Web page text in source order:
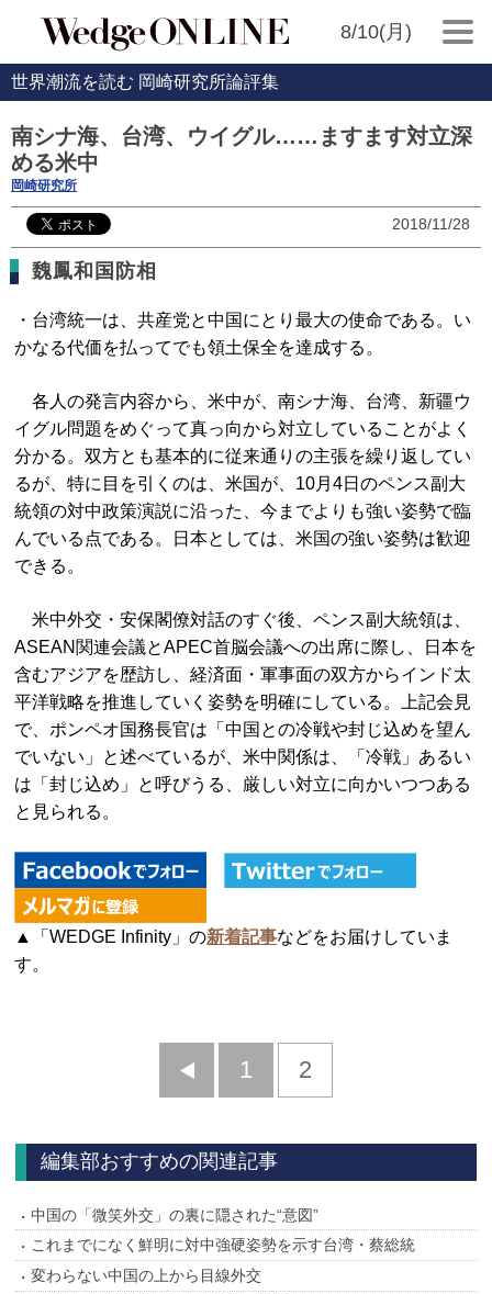
8/10(月)
世界潮流を読む 岡崎研究所論評集
南シナ海、台湾、ウイグル……ますます対立深
める米中
岡崎研究所
2018/11/28
魏鳳和国防相
・台湾統一は、共産党と中国にとり最大の使命である。い
かなる代価を払ってでも領土保全を達成する。
各人の発言内容から、米中が、南シナ海、台湾、新疆ウ
イグル問題をめぐって真っ向から対立していることがよく
分かる。双方とも基本的に従来通りの主張を繰り返してい
るが、特に目を引くのは、米国が、10月4日のペンス副大
統領の対中政策演説に沿った、今までよりも強い姿勢で臨
んでいる点である。日本としては、米国の強い姿勢は歓迎
できる。
米中外交・安保閣僚対話のすぐ後、ペンス副大統領は、
ASEAN関連会議とAPEC首脳会議への出席に際し、日本を
含むアジアを歴訪し、経済面・軍事面の双方からインド太
平洋戦略を推進していく姿勢を明確にしている。上記会見
で、ポンペオ国務長官は「中国との冷戦や封じ込めを望ん
でいない」と述べているが、米中関係は、「冷戦」あるい
は「封じ込め」と呼びうる、厳しい対立に向かいつつある
と見られる。
▲「WEDGE Infinity」の新着記事などをお届けしていま
す。
前
1 2
編集部おすすめの関連記事
中国の「微笑外交」の裏に隠された“意図”
これまでになく鮮明に対中強硬姿勢を示す台湾・蔡総統
変わらない中国の上から目線外交